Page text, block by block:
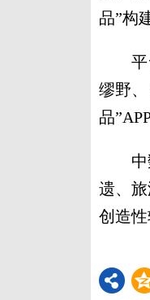
品”构
平台
缪野
品
中数
遗、
创造